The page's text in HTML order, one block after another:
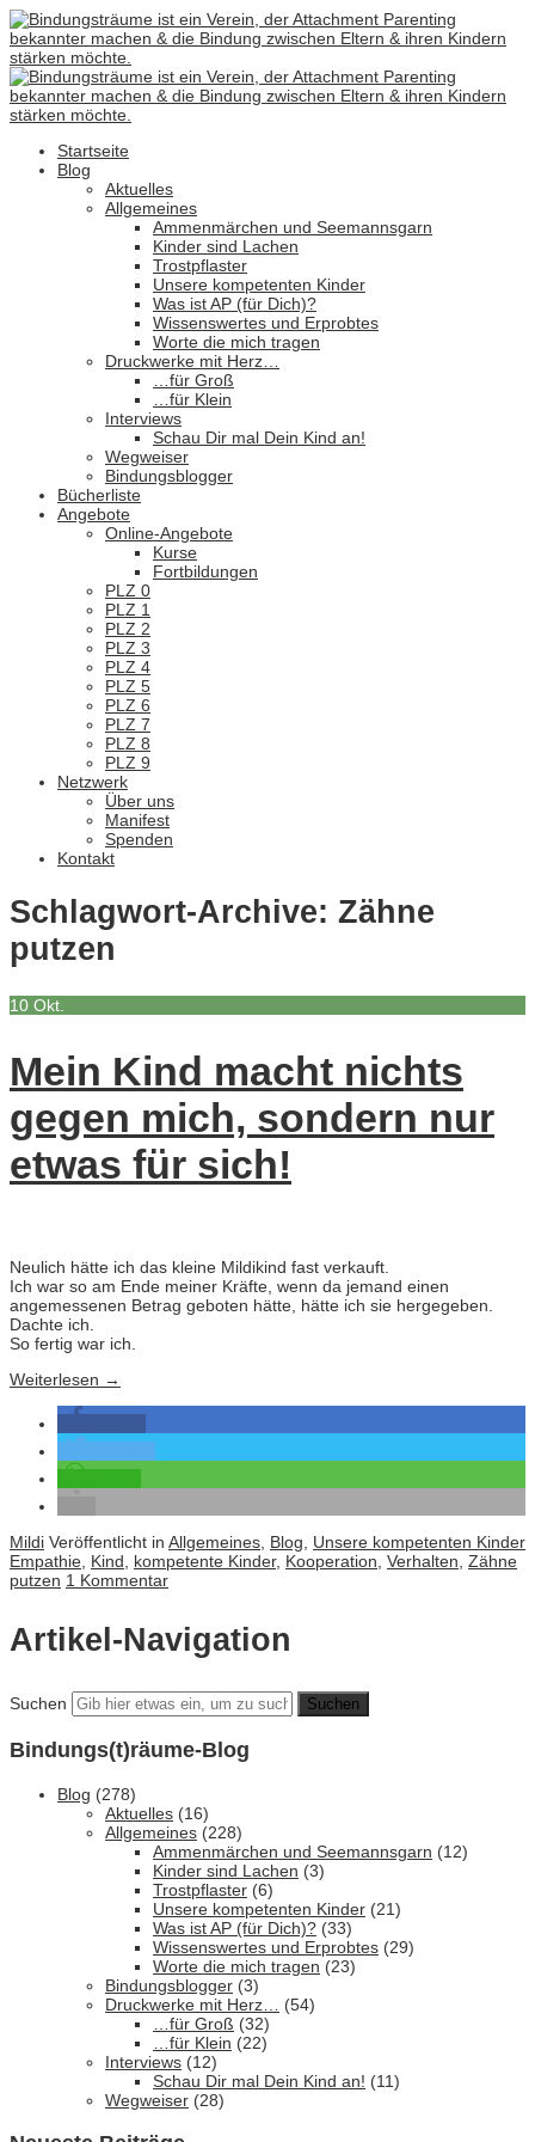
Startseite
Blog
Aktuelles
Allgemeines
Ammenmärchen und Seemannsgarn
Kinder sind Lachen
Trostpflaster
Unsere kompetenten Kinder
Was ist AP (für Dich)?
Wissenswertes und Erprobtes
Worte die mich tragen
Druckwerke mit Herz…
…für Groß
…für Klein
Interviews
Schau Dir mal Dein Kind an!
Wegweiser
Bindungsblogger
Bücherliste
Angebote
Online-Angebote
Kurse
Fortbildungen
PLZ 0
PLZ 1
PLZ 2
PLZ 3
PLZ 4
PLZ 5
PLZ 6
PLZ 7
PLZ 8
PLZ 9
Netzwerk
Über uns
Manifest
Spenden
Kontakt
Schlagwort-Archive: Zähne
putzen
10 Okt.
Mein Kind macht nichts
gegen mich, sondern nur
etwas für sich!
Neulich hätte ich das kleine Mildikind fast verkauft.
Ich war so am Ende meiner Kräfte, wenn da jemand einen
angemessenen Betrag geboten hätte, hätte ich sie hergegeben.
Dachte ich.
So fertig war ich.
Weiterlesen →
Mildi Veröffentlicht in Allgemeines, Blog, Unsere kompetenten Kinder
Empathie, Kind, kompetente Kinder, Kooperation, Verhalten, Zähne
putzen 1 Kommentar
Artikel-Navigation
Suchen
Bindungs(t)räume-Blog
Blog (278)
Aktuelles (16)
Allgemeines (228)
Ammenmärchen und Seemannsgarn (12)
Kinder sind Lachen (3)
Trostpflaster (6)
Unsere kompetenten Kinder (21)
Was ist AP (für Dich)? (33)
Wissenswertes und Erprobtes (29)
Worte die mich tragen (23)
Bindungsblogger (3)
Druckwerke mit Herz… (54)
…für Groß (32)
…für Klein (22)
Interviews (12)
Schau Dir mal Dein Kind an! (11)
Wegweiser (28)